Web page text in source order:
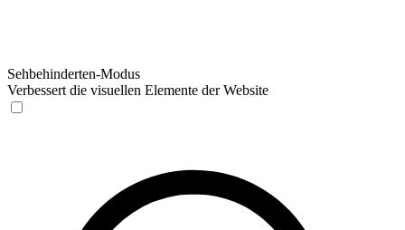
Sehbehinderten-Modus
Verbessert die visuellen Elemente der Website